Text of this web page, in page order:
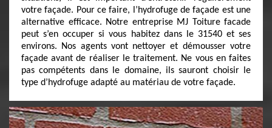
votre façade. Pour ce faire, l’hydrofuge de façade est une
alternative efficace. Notre entreprise MJ Toiture facade
peut s’en occuper si vous habitez dans le 31540 et ses
environs. Nos agents vont nettoyer et démousser votre
façade avant de réaliser le traitement. Ne vous en faites
pas compétents dans le domaine, ils sauront choisir le
type d’hydrofuge adapté au matériau de votre façade.